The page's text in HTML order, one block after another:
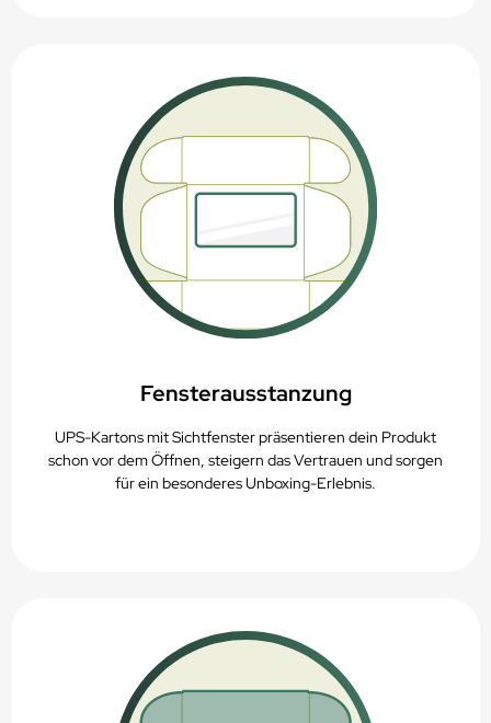
Fensterausstanzung
UPS-Kartons mit Sichtfenster präsentieren dein Produkt
schon vor dem Öffnen, steigern das Vertrauen und sorgen
für ein besonderes Unboxing-Erlebnis.